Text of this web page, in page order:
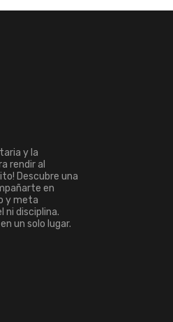
y la
rendir al
Descubre una
en
y meta
ni disciplina.
un solo lugar.